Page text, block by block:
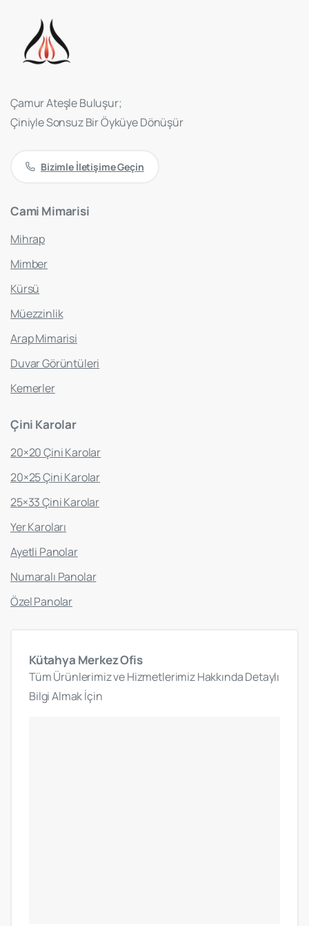
Çamur Ateşle Buluşur;
Çiniyle Sonsuz Bir Öyküye Dönüşür
Bizimle İletişime Geçin
Cami Mimarisi
Mihrap
Mimber
Kürsü
Müezzinlik
Arap Mimarisi
Duvar Görüntüleri
Kemerler
Çini Karolar
20×20 Çini Karolar
20×25 Çini Karolar
25×33 Çini Karolar
Yer Karoları
Ayetli Panolar
Numaralı Panolar
Özel Panolar
Kütahya MerkezOfis
Tüm Ürünlerimiz ve Hizmetlerimiz Hakkında Detaylı
Bilgi Almak İçin